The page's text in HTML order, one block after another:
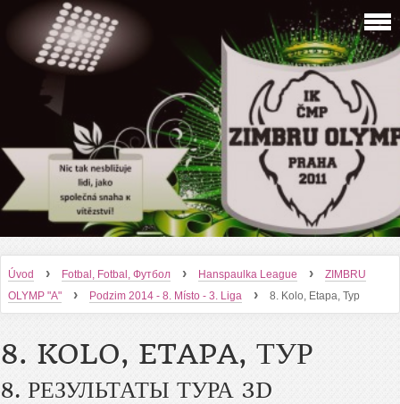
Úvod › Fotbal, Fotbal, Футбол › Hanspaulka League ›
ZIMBRU
OLYMP "A"
› Podzim 2014 - 8. Místo - 3. Liga › 8. Kolo, Etapa, Тур
8. KOLO, ETAPA, ТУР
8. РЕЗУЛЬТАТЫ ТУРА 3D